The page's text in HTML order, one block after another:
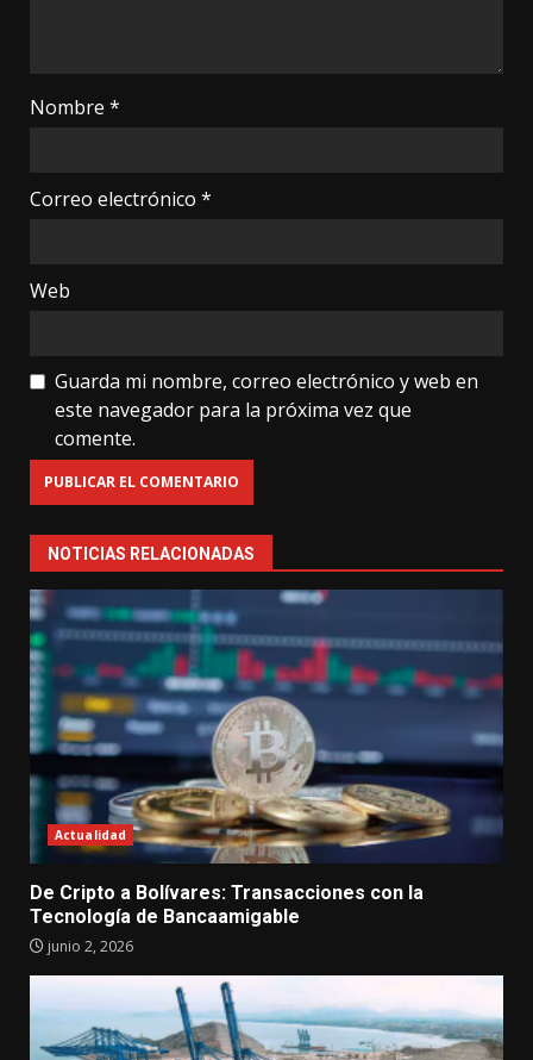
Nombre *
Correo electrónico *
Web
Guarda mi nombre, correo electrónico y web en
este navegador para la próxima vez que
comente.
NOTICIAS RELACIONADAS
Actualidad
De Cripto a Bolívares: Transacciones con la
Tecnología de Bancaamigable
junio 2, 2026